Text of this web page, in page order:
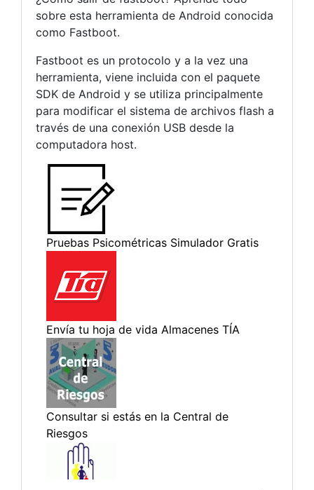
sobre esta herramienta de Android conocida
como Fastboot.
Fastboot es un protocolo y a la vez una
herramienta, viene incluida con el paquete
SDK de Android y se utiliza principalmente
para modificar el sistema de archivos flash a
través de una conexión USB desde la
computadora host.